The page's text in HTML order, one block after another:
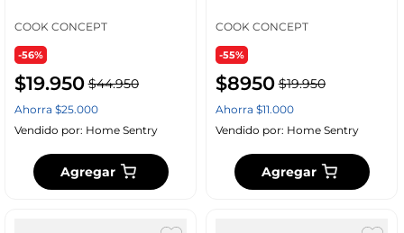
COOK CONCEPT
-56%
$19.950 $44.950
Ahorra $25.000
Vendido por: Home Sentry
Agregar
COOK CONCEPT
-55%
$8950 $19.950
Ahorra $11.000
Vendido por: Home Sentry
Agregar